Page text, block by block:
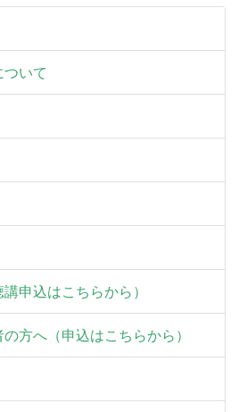
いて
申込はこちらから）
方へ（申込はこちらから）